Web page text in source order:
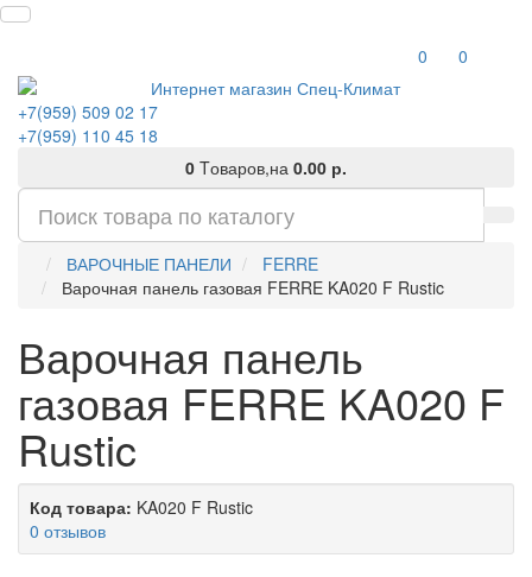
0
0
+7(959) 509 02 17
+7(959) 110 45 18
0 Tоваров,на 0.00 р.
ВАРОЧНЫЕ ПАНЕЛИ
FERRE
Варочная панель газовая FERRE KA020 F Rustic
Варочная панель
газовая FERRE KA020 F
Rustic
Код товара: KA020 F Rustic
0 отзывов